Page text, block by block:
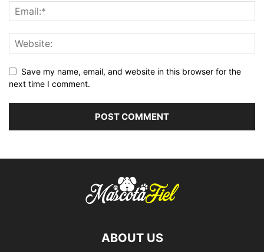
Save my name, email, and website in this browser for the
next time I comment.
ABOUT US